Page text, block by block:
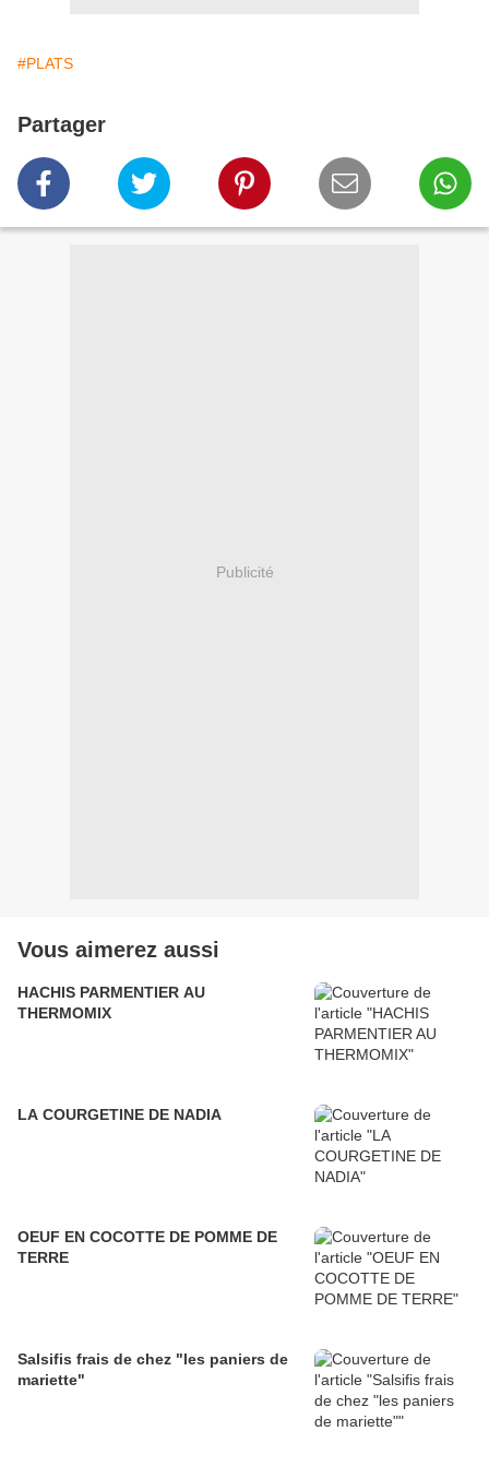
#PLATS
Partager
Publicité
Vous aimerez aussi
HACHIS PARMENTIER AU
THERMOMIX
LA COURGETINE DE NADIA
OEUF EN COCOTTE DE POMME DE
TERRE
Salsifis frais de chez "les paniers de
mariette"